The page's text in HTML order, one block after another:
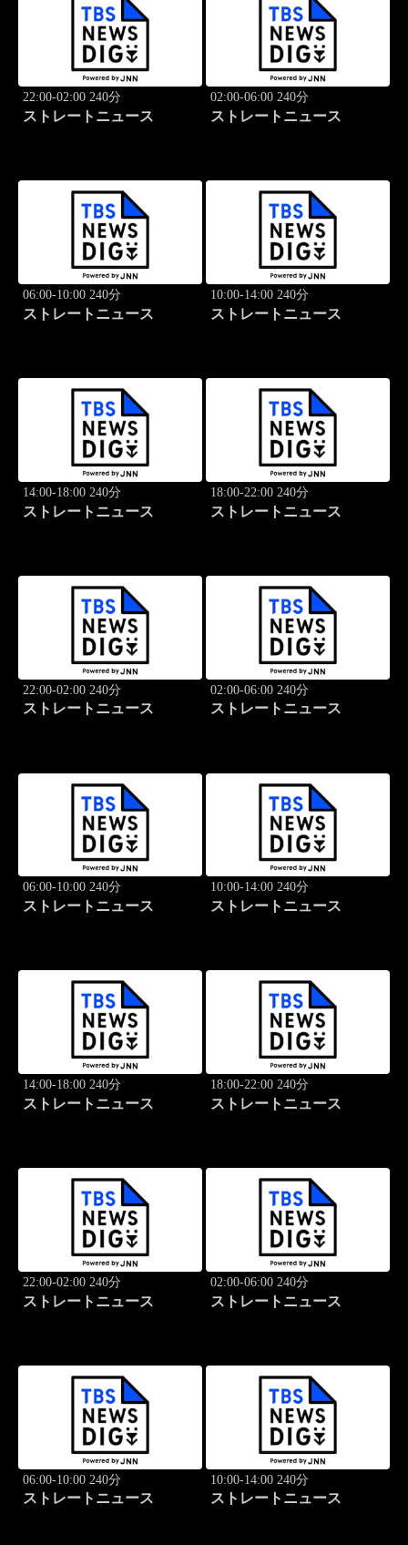
22:00-02:00 240分
ストレートニュース
02:00-06:00 240分
ストレートニュース
06:00-10:00 240分
ストレートニュース
10:00-14:00 240分
ストレートニュース
14:00-18:00 240分
ストレートニュース
18:00-22:00 240分
ストレートニュース
22:00-02:00 240分
ストレートニュース
02:00-06:00 240分
ストレートニュース
06:00-10:00 240分
ストレートニュース
10:00-14:00 240分
ストレートニュース
14:00-18:00 240分
ストレートニュース
18:00-22:00 240分
ストレートニュース
22:00-02:00 240分
ストレートニュース
02:00-06:00 240分
ストレートニュース
06:00-10:00 240分
ストレートニュース
10:00-14:00 240分
ストレートニュース